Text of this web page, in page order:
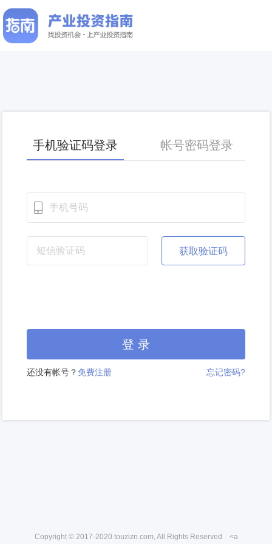
手机验证码登录 帐号密码登录
获取验证码
登 录
还没有帐号？免费注册 忘记密码?
Copyright © 2017-2020 touzizn.com, All Rights Reserved <a